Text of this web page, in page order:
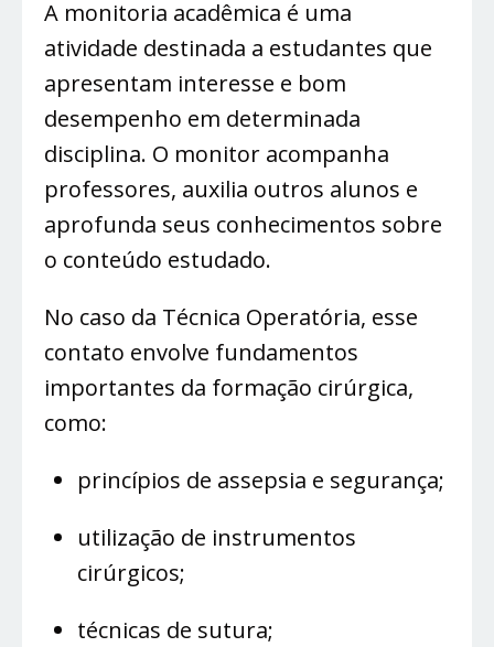
A monitoria acadêmica é uma
atividade destinada a estudantes que
apresentam interesse e bom
desempenho em determinada
disciplina. O monitor acompanha
professores, auxilia outros alunos e
aprofunda seus conhecimentos sobre
o conteúdo estudado.
No caso da Técnica Operatória, esse
contato envolve fundamentos
importantes da formação cirúrgica,
como:
princípios de assepsia e segurança;
utilização de instrumentos
cirúrgicos;
técnicas de sutura;